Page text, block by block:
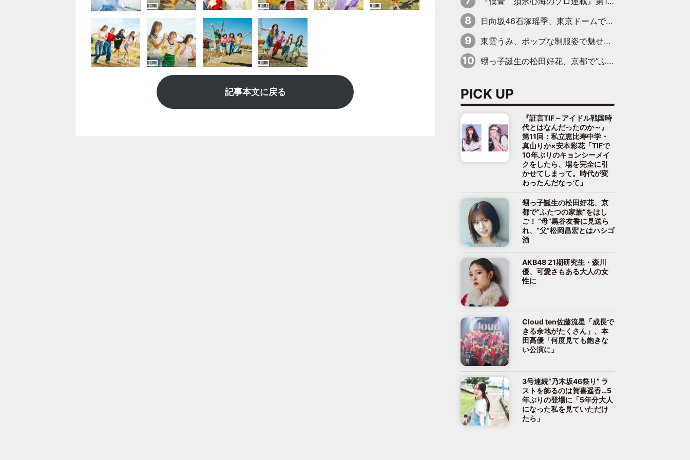
記事本文に戻る
日向坂46石塚瑶季、東京ドームで“観戦バレ”！ ナイツ・塙も認めた「巨人に詳しすぎるアイドル」は元VENUSスクール生で杉内コーチ推し⁉
東雲うみ、ポップな制服姿で魅せる“東雲グリーン”の正体
甥っ子誕生の松田好花、京都で“ふたつの家族”をはしご！ “母”黒谷友香に見送られ、“父”松岡昌宏とはハシゴ酒
PICK UP
『証言TIF～アイドル戦国時
代とはなんだったのか～』
第11回：私立恵比寿中学・
真山りか×安本彩花「TIFで
10年ぶりのキョンシーメイ
クをしたら、場を完全に引
かせてしまって。時代が変
わったんだなって」
甥っ子誕生の松田好花、京
都で“ふたつの家族”をはし
ご！ “母”黒谷友香に見送ら
れ、“父”松岡昌宏とはハシゴ
酒
AKB48 21期研究生・森川
優、可愛さもある大人の女
性に
Cloud ten佐藤流星「成長で
きる余地がたくさん」、本
田高優「何度見ても飽きな
い公演に」
3号連続“乃木坂46祭り” ラ
ストを飾るのは賀喜遥香…5
年ぶりの登場に「5年分大人
になった私を見ていただけ
たら」